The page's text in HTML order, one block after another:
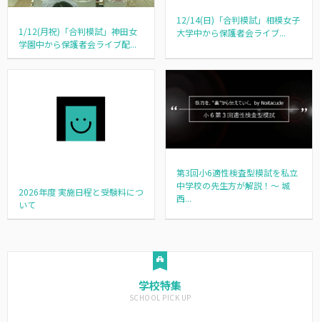
1/12(月祝)「合判模試」神田女
学園中から保護者会ライブ配...
12/14(日)「合判模試」相模女子
大学中から保護者会ライブ...
2026年度 実施日程と受験料につ
いて
第3回小6適性検査型模試を私立
中学校の先生方が解説！～ 城
西...
学校特集